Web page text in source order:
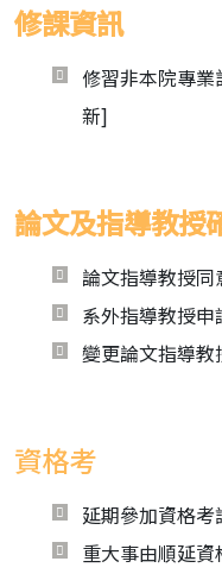
修課資訊
修習非本院專業
新]
論文及指導教授
論文指導教授同
系外指導教授申
變更論文指導教
資格考
延期參加資格考
重大事由順延